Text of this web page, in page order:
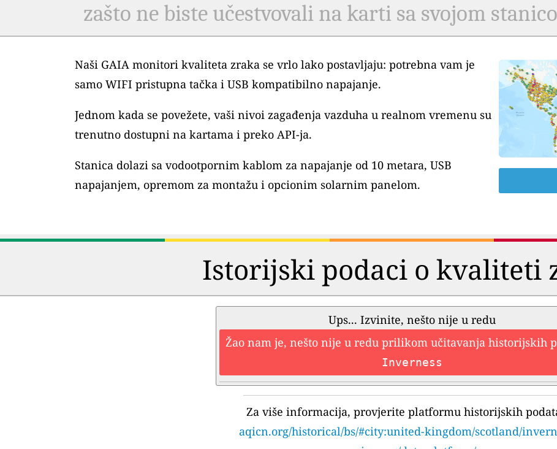
zašto ne biste učestvovali na karti sa svojom
Naši GAIA monitori kvaliteta zraka se vrlo lako postavljaju: potrebna vam je
samo WIFI pristupna tačka i USB kompatibilno napajanje.
Jednom kada se povežete, vaši nivoi zagađenja vazduha u realnom vremenu su
trenutno dostupni na kartama i preko API-ja.
Stanica dolazi sa vodootpornim kablom za napajanje od 10 metara, USB
napajanjem, opremom za montažu i opcionim solarnim panelom.
Istorijski podaci o kvaliteti
Ups... Izvinite, nešto nije u redu
Žao nam je, nešto nije u redu prilikom učitavanja historijskih
Inverness
Za više informacija, provjerite platformu historijskih
aqicn.org/historical/bs/#city:united-kingdom/scotland/